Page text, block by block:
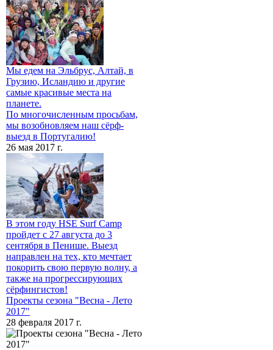
Мы едем на Эльбрус, Алтай, в
Грузию, Исландию и другие
самые красивые места на
планете.
По многочисленным просьбам,
мы возобновляем наш сёрф-
выезд в Португалию!
26 мая 2017 г.
В этом году HSE Surf Camp
пройдет с 27 августа до 3
сентября в Пенише. Выезд
направлен на тех, кто мечтает
покорить свою первую волну, а
также на прогрессирующих
сёрфингистов!
Проекты сезона "Весна - Лето
2017"
28 февраля 2017 г.